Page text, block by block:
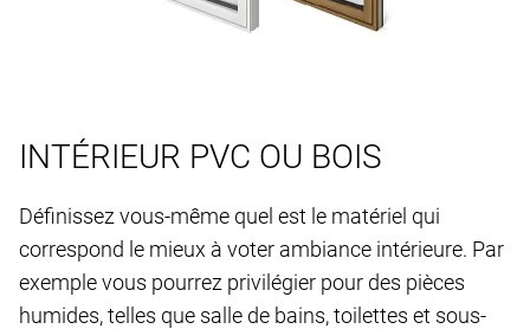
INTÉRIEUR PVC OU BOIS
Définissez vous-même quel est le matériel qui
correspond le mieux à voter ambiance intérieure. Par
exemple vous pourrez privilégier pour des pièces
humides, telles que salle de bains, toilettes et sous-